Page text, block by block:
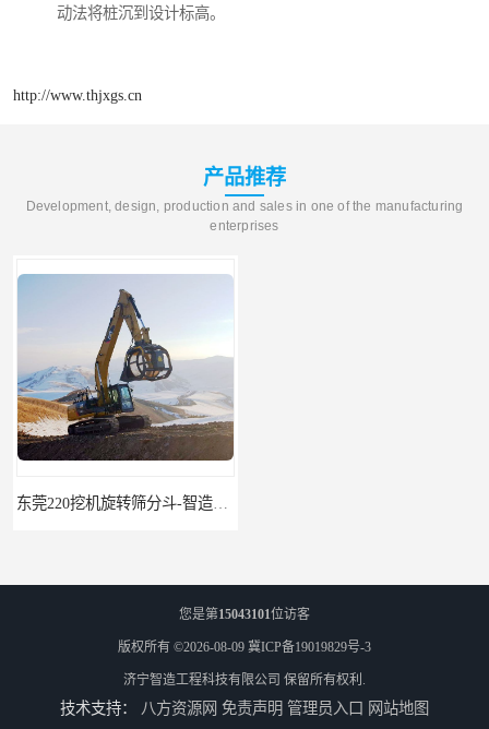
动法将桩沉到设计标高。
http://www.thjxgs.cn
产品推荐
Development, design, production and sales in one of the manufacturing
enterprises
您是第15043101位访客
版权所有 ©2026-08-09 冀ICP备19019829号-3
济宁智造工程科技有限公司 保留所有权利.
技术支持： 八方资源网 免责声明 管理员入口 网站地图